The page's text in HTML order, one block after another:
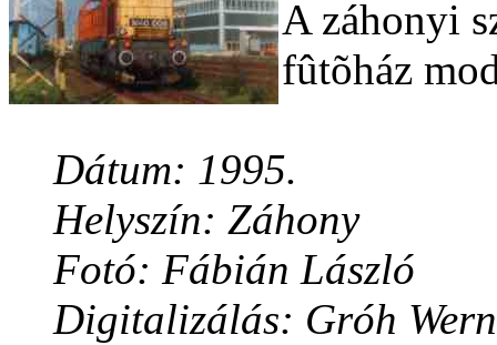
A záhonyi
fûtõház
Dátum: 1995.
Helyszín: Záhony
Fotó: Fábián László
Digitalizálás: Gróh